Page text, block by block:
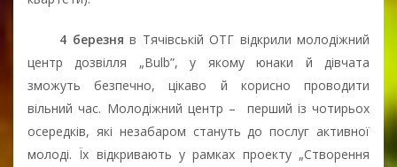
4 березня в Тячівській ОТГ відкрили молодіжний
центр дозвілля „Bulb”, у якому юнаки й дівчата
зможуть безпечно, цікаво й корисно проводити
вільний час. Молодіжний центр –
перший із чотирьох
осередків, які незабаром стануть до послуг активної
молоді. Їх відкривають у рамках проекту „Створення